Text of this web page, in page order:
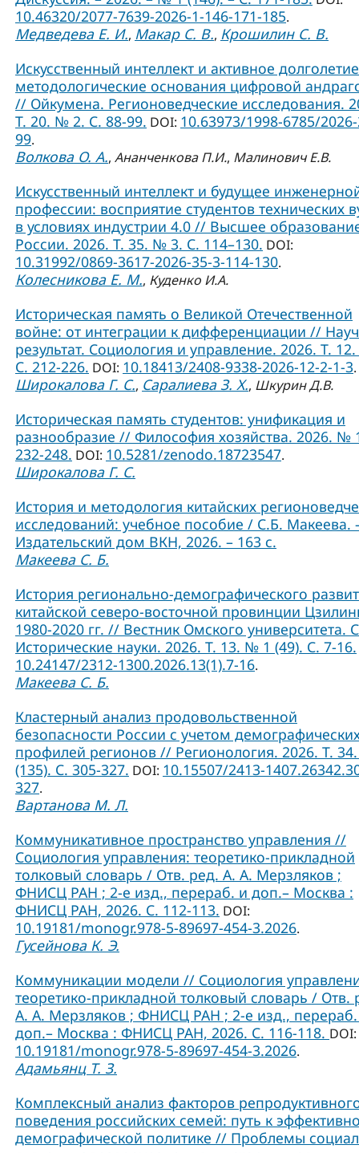
10.46320/2077-7639-2026-1-146-171-185.
Медведева Е. И., Макар С. В., Крошилин С. В.
Искусственный интеллект и активное
методологические основания цифровой
// Ойкумена. Регионоведческие исследования.
Т. 20. № 2. С. 88-99. DOI: 10.63973/1998-6785/
99.
Волкова О. А., Ананченкова П.И., Малинович Е.В.
Искусственный интеллект и будущее
профессии: восприятие студентов технических
в условиях индустрии 4.0 // Высшее
России. 2026. Т. 35. № 3. С. 114–130. DOI:
10.31992/0869-3617-2026-35-3-114-130.
Колесникова Е. М., Куденко И.А.
Историческая память о Великой Отечественной
войне: от интеграции к дифференциации //
результат. Социология и управление. 2026. Т.
С. 212-226. DOI: 10.18413/2408-9338-2026-12-2-1-3.
Широкалова Г. С., Саралиева З. Х., Шкурин Д.В.
Историческая память студентов: унификация и
разнообразие // Философия хозяйства. 2026. №
232-248. DOI: 10.5281/zenodo.18723547.
Широкалова Г. С.
История и методология китайских
исследований: учебное пособие / С.Б. Макеева.
Издательский дом ВКН, 2026. – 163 с.
Макеева С. Б.
История регионально-демографического
китайской северо-восточной провинции
1980-2020 гг. // Вестник Омского университета.
Исторические науки. 2026. Т. 13. № 1 (49). С. 7-16.
10.24147/2312-1300.2026.13(1).7-16.
Макеева С. Б.
Кластерный анализ продовольственной
безопасности России с учетом
профилей регионов // Регионология. 2026. Т.
(135). С. 305-327. DOI: 10.15507/2413-
327.
Вартанова М. Л.
Коммуникативное пространство управления //
Социология управления: теоретико-прикладной
толковый словарь / Отв. ред. А. А. Мерзляков ;
ФНИСЦ РАН ; 2-е изд., перераб. и доп.– Москва :
ФНИСЦ РАН, 2026. С. 112-113. DOI:
10.19181/monogr.978-5-89697-454-3.2026.
Гусейнова К. Э.
Коммуникации модели // Социология
теоретико-прикладной толковый словарь / Отв.
А. А. Мерзляков ; ФНИСЦ РАН ; 2-е изд.,
доп.– Москва : ФНИСЦ РАН, 2026. С. 116-118. DOI:
10.19181/monogr.978-5-89697-454-3.2026.
Адамьянц Т. З.
Комплексный анализ факторов
поведения российских семей: путь к
демографической политике // Проблемы